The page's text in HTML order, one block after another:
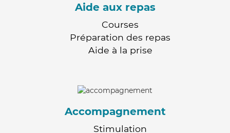
Aide aux repas
Courses
Préparation des repas
Aide à la prise
Accompagnement
Stimulation